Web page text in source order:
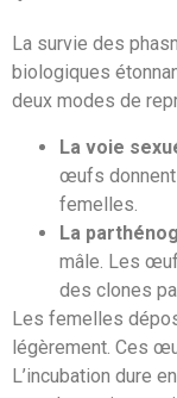
La survie des
biologiques
deux modes de
La voie
œufs donnent
femelles.
La
mâle. Les
des clones
Les femelles
légèrement. Ces
L’incubation dure